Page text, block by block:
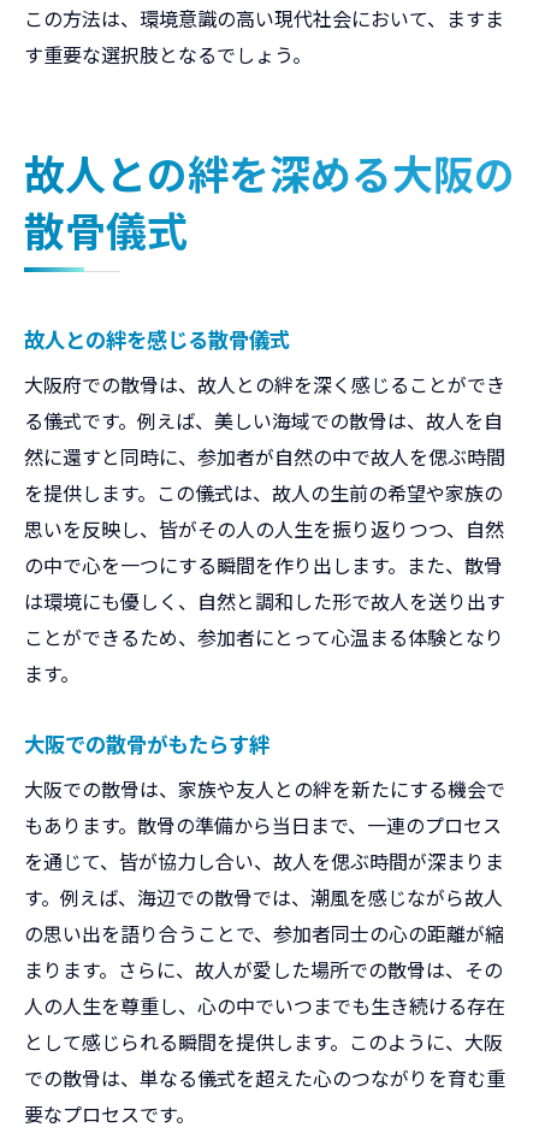
この方法は、環境意識の高い現代社会において、ますま
す重要な選択肢となるでしょう。
故人との絆を深める大阪の
散骨儀式
故人との絆を感じる散骨儀式
大阪府での散骨は、故人との絆を深く感じることができ
る儀式です。例えば、美しい海域での散骨は、故人を自
然に還すと同時に、参加者が自然の中で故人を偲ぶ時間
を提供します。この儀式は、故人の生前の希望や家族の
思いを反映し、皆がその人の人生を振り返りつつ、自然
の中で心を一つにする瞬間を作り出します。また、散骨
は環境にも優しく、自然と調和した形で故人を送り出す
ことができるため、参加者にとって心温まる体験となり
ます。
大阪での散骨がもたらす絆
大阪での散骨は、家族や友人との絆を新たにする機会で
もあります。散骨の準備から当日まで、一連のプロセス
を通じて、皆が協力し合い、故人を偲ぶ時間が深まりま
す。例えば、海辺での散骨では、潮風を感じながら故人
の思い出を語り合うことで、参加者同士の心の距離が縮
まります。さらに、故人が愛した場所での散骨は、その
人の人生を尊重し、心の中でいつまでも生き続ける存在
として感じられる瞬間を提供します。このように、大阪
での散骨は、単なる儀式を超えた心のつながりを育む重
要なプロセスです。